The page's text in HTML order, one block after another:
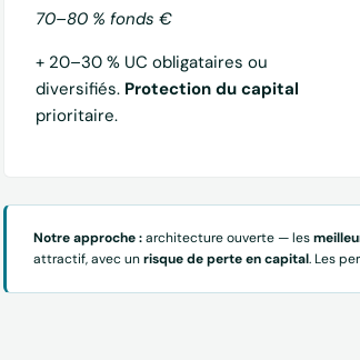
70–80 % fonds €
+ 20–30 % UC obligataires ou
diversifiés. Protection du capital
prioritaire.
Notre approche :architecture ouverte — les
attractif, avec unrisque de perte en capital. Les